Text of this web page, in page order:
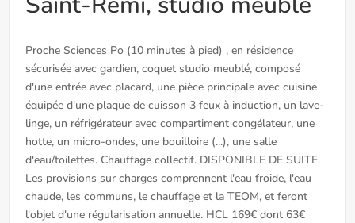
Proche Sciences Po (10 minutes à pied) , en résidence
sécurisée avec gardien, coquet studio meublé, composé
d'une entrée avec placard, une pièce principale avec cuisine
équipée d'une plaque de cuisson 3 feux à induction, un lave-
linge, un réfrigérateur avec compartiment congélateur, une
hotte, un micro-ondes, une bouilloire (...), une salle
d'eau/toilettes. Chauffage collectif. DISPONIBLE DE SUITE.
Les provisions sur charges comprennent l'eau froide, l'eau
chaude, les communs, le chauffage et la TEOM, et feront
l'objet d'une régularisation annuelle. HCL 169€ dont 63€